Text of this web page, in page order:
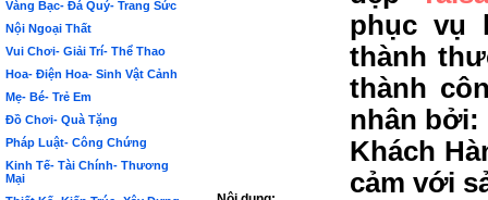
Vàng Bạc- Đá Quý- Trang Sức
Nội Ngoại Thất
Vui Chơi- Giải Trí- Thể Thao
Hoa- Điện Hoa- Sinh Vật Cảnh
Mẹ- Bé- Trẻ Em
Đồ Chơi- Quà Tặng
Pháp Luật- Công Chứng
Kinh Tế- Tài Chính- Thương
Mại
phục vụ
thành
thành
nhân bởi:
Khách
cảm với